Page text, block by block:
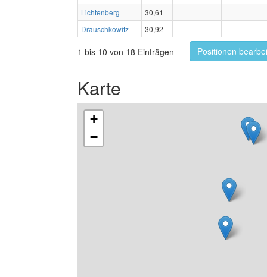
Lichtenberg
30,61
Drauschkowitz
30,92
1 bis 10 von 18 Einträgen Positionen
Karte
+
−